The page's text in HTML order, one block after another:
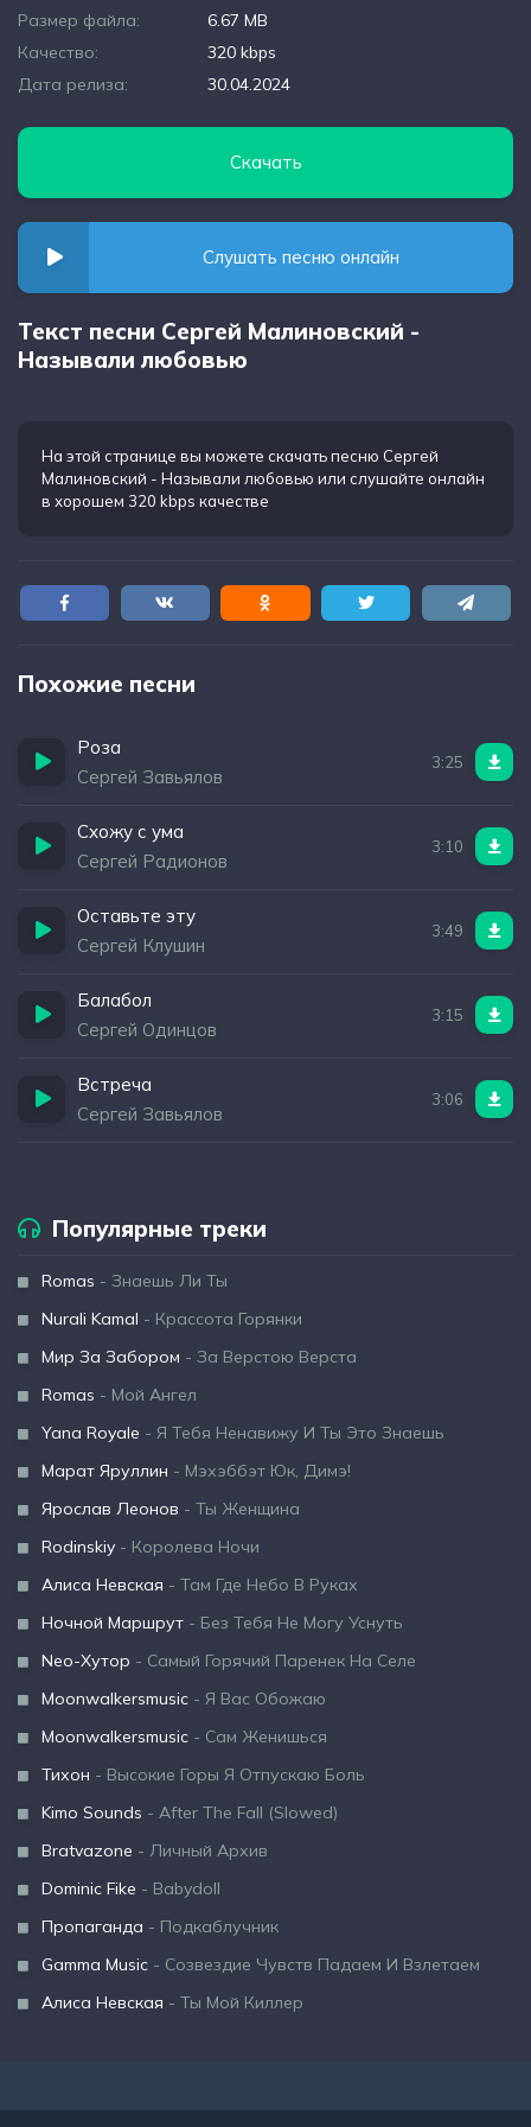
Размер файла:
6.67 MB
Качество:
320 kbps
Дата релиза:
30.04.2024
Скачать
Слушать песню онлайн
Текст песни Сергей Малиновский -
Называли любовью
На этой странице вы можете скачать песню Сергей
Малиновский - Называли любовью или слушайте онлайн
в хорошем 320 kbps качестве
Похожие песни
Роза
Сергей Завьялов
3:25
Схожу с ума
Сергей Радионов
3:10
Оставьте эту
Сергей Клушин
3:49
Балабол
Сергей Одинцов
3:15
Встреча
Сергей Завьялов
3:06
Популярные треки
Romas - Знаешь Ли Ты
Nurali Kamal - Крассота Горянки
Мир За Забором - За Верстою Верста
Romas - Мой Ангел
Yana Royale - Я Тебя Ненавижу И Ты Это Знаешь
Марат Яруллин - Мэхэббэт Юк, Димэ!
Ярослав Леонов - Ты Женщина
Rodinskiy - Королева Ночи
Алиса Невская - Там Где Небо В Руках
Ночной Маршрут - Без Тебя Не Могу Уснуть
Neo-Хутор - Самый Горячий Паренек На Селе
Moonwalkersmusic - Я Вас Обожаю
Moonwalkersmusic - Сам Женишься
Тихон - Высокие Горы Я Отпускаю Боль
Kimo Sounds - After The Fall (Slowed)
Bratvazone - Личный Архив
Dominic Fike - Babydoll
Пропаганда - Подкаблучник
Gamma Music - Созвездие Чувств Падаем И Взлетаем
Алиса Невская - Ты Мой Киллер